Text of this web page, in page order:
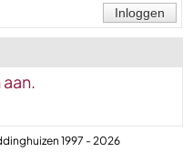
1997 - 2026